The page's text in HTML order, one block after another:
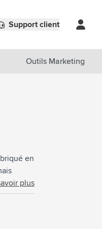
Support client
Outils Marketing
en
est
plus